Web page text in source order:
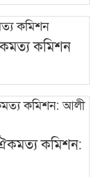
কমিশন
কমিশন: